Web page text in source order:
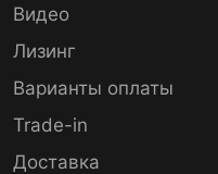
Видео
Лизинг
Варианты оплаты
Trade-in
Доставка